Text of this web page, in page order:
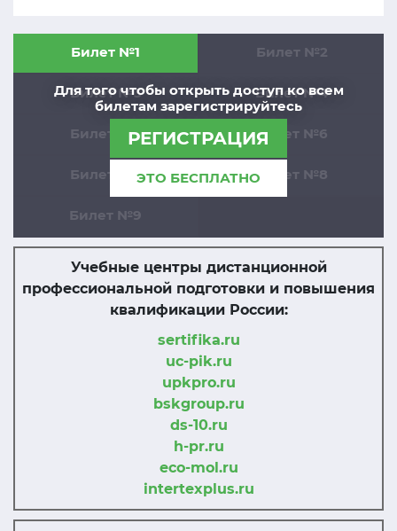
Для того чтобы открыть доступ ко всем
билетам зарегистрируйтесь
РЕГИСТРАЦИЯ
ЭТО БЕСПЛАТНО
Билет №1 Билет №2
Билет №3 Билет №4
Билет №5 Билет №6
Билет №7 Билет №8
Билет №9
Учебные центры дистанционной
профессиональной подготовки и повышения
квалификации России:
sertifika.ru
uc-pik.ru
upkpro.ru
bskgroup.ru
ds-10.ru
h-pr.ru
eco-mol.ru
intertexplus.ru